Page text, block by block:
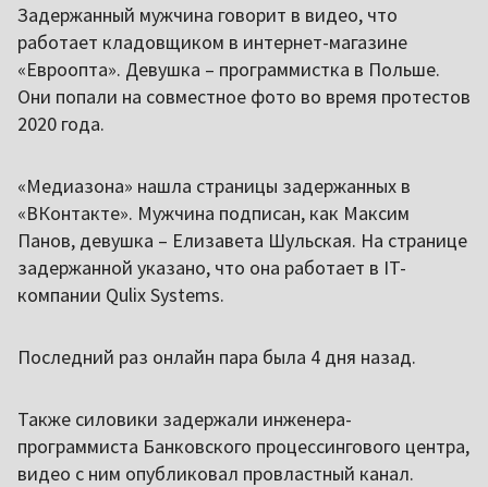
Задержанный мужчина говорит в видео, что
работает кладовщиком в интернет-магазине
«Евроопта». Девушка – программистка в Польше.
Они попали на совместное фото во время протестов
2020 года.
«Медиазона» нашла страницы задержанных в
«ВКонтакте». Мужчина подписан, как Максим
Панов, девушка – Елизавета Шульская. На странице
задержанной указано, что она работает в IT-
компании Qulix Systems.
Последний раз онлайн пара была 4 дня назад.
Также силовики задержали инженера-
программиста Банковского процессингового центра,
видео с ним опубликовал провластный канал.